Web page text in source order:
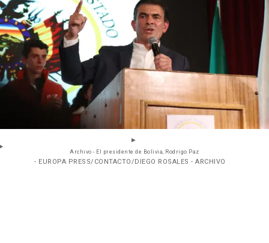
Archivo - El presidente de Bolivia, Rodrigo Paz
- EUROPA PRESS/CONTACTO/DIEGO ROSALES - ARCHIVO